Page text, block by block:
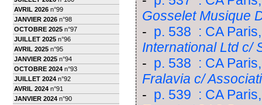
AVRIL 2026 n°99
JANVIER 2026 n°98
OCTOBRE 2025 n°97
JUILLET 2025 n°96
AVRIL 2025 n°95
JANVIER 2025 n°94
OCTOBRE 2024 n°93
JUILLET 2024 n°92
AVRIL 2024 n°91
JANVIER 2024 n°90
Gosselet Musique
- p. 538 : CA
International Ltd c/
- p. 538 : CA
Fralavia c/
- p. 539 : CA